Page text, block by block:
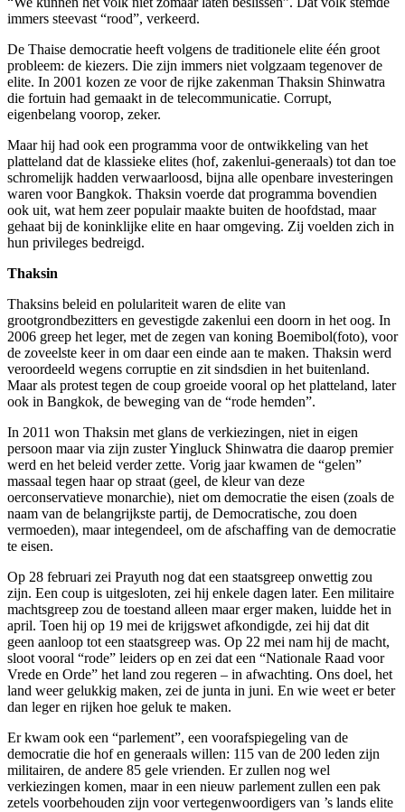
immers steevast “rood”, verkeerd.
De Thaise democratie heeft volgens de traditionele elite één groot
probleem: de kiezers. Die zijn immers niet volgzaam tegenover de
elite. In 2001 kozen ze voor de rijke zakenman Thaksin Shinwatra
die fortuin had gemaakt in de telecommunicatie. Corrupt,
eigenbelang voorop, zeker.
Maar hij had ook een programma voor de ontwikkeling van het
platteland dat de klassieke elites (hof, zakenlui-generaals) tot dan toe
schromelijk hadden verwaarloosd, bijna alle openbare investeringen
waren voor Bangkok. Thaksin voerde dat programma bovendien
ook uit, wat hem zeer populair maakte buiten de hoofdstad, maar
gehaat bij de koninklijke elite en haar omgeving. Zij voelden zich in
hun privileges bedreigd.
Thaksin
Thaksins beleid en polulariteit waren de elite van
grootgrondbezitters en gevestigde zakenlui een doorn in het oog. In
2006 greep het leger, met de zegen van koning Boemibol(foto), voor
de zoveelste keer in om daar een einde aan te maken. Thaksin werd
veroordeeld wegens corruptie en zit sindsdien in het buitenland.
Maar als protest tegen de coup groeide vooral op het platteland, later
ook in Bangkok, de beweging van de “rode hemden”.
In 2011 won Thaksin met glans de verkiezingen, niet in eigen
persoon maar via zijn zuster Yingluck Shinwatra die daarop premier
werd en het beleid verder zette. Vorig jaar kwamen de “gelen”
massaal tegen haar op straat (geel, de kleur van deze
oerconservatieve monarchie), niet om democratie the eisen (zoals de
naam van de belangrijkste partij, de Democratische, zou doen
vermoeden), maar integendeel, om de afschaffing van de democratie
te eisen.
Op 28 februari zei Prayuth nog dat een staatsgreep onwettig zou
zijn. Een coup is uitgesloten, zei hij enkele dagen later. Een militaire
machtsgreep zou de toestand alleen maar erger maken, luidde het in
april. Toen hij op 19 mei de krijgswet afkondigde, zei hij dat dit
geen aanloop tot een staatsgreep was. Op 22 mei nam hij de macht,
sloot vooral “rode” leiders op en zei dat een “Nationale Raad voor
Vrede en Orde” het land zou regeren – in afwachting. Ons doel, het
land weer gelukkig maken, zei de junta in juni. En wie weet er beter
dan leger en rijken hoe geluk te maken.
Er kwam ook een “parlement”, een voorafspiegeling van de
democratie die hof en generaals willen: 115 van de 200 leden zijn
militairen, de andere 85 gele vrienden. Er zullen nog wel
verkiezingen komen, maar in een nieuw parlement zullen een pak
zetels voorbehouden zijn voor vertegenwoordigers van ’s lands elite